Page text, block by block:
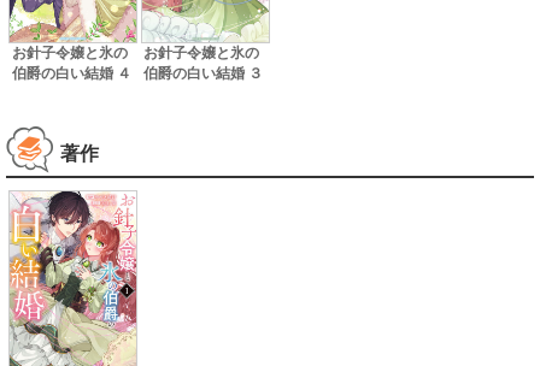
お針子令嬢と氷の
伯爵の白い結婚 ４
お針子令嬢と氷の
伯爵の白い結婚 ３
著作